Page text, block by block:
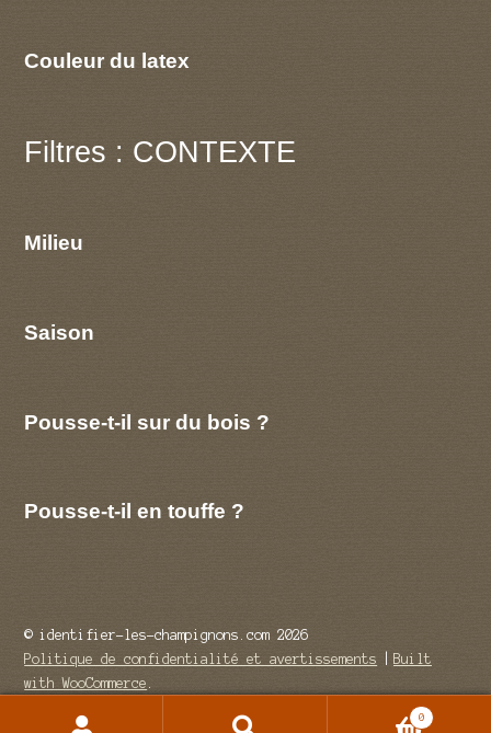
Couleur du latex
Filtres : CONTEXTE
Milieu
Saison
Pousse-t-il sur du bois ?
Pousse-t-il en touffe ?
© identifier-les-champignons.com 2026
Politique de confidentialité et avertissements
Built
with WooCommerce
0